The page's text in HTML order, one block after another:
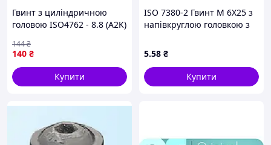
Гвинт з циліндричною
головою ISO4762 - 8.8 (A2K)
0084512 )
140 ₴
144₴
Купити
ISO 7380-2 Гвинт М 6Х25 з
напівкруглою головкою з
А2 нержавіюча сталь
5.58 ₴
Купити